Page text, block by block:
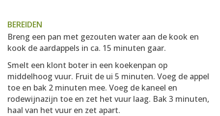
BEREIDEN
Breng een pan met gezouten water aan de kook en
kook de aardappels in ca. 15 minuten gaar.
Smelt een klont boter in een koekenpan op
middelhoog vuur. Fruit de ui 5 minuten. Voeg de appel
toe en bak 2 minuten mee. Voeg de kaneel en
rodewijnazijn toe en zet het vuur laag. Bak 3 minuten,
haal van het vuur en zet apart.